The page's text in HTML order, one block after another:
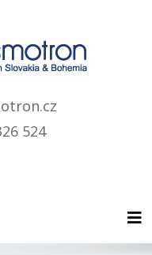
524
stránka